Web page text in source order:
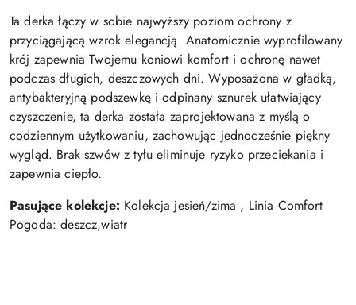
Ta derka łączy w sobie najwyższy poziom ochrony z
przyciągającą wzrok elegancją. Anatomicznie wyprofilowany
krój zapewnia Twojemu koniowi komfort i ochronę nawet
podczas długich, deszczowych dni. Wyposażona w gładką,
antybakteryjną podszewkę i odpinany sznurek ułatwiający
czyszczenie, ta derka została zaprojektowana z myślą o
codziennym użytkowaniu, zachowując jednocześnie piękny
wygląd. Brak szwów z tyłu eliminuje ryzyko przeciekania i
zapewnia ciepło.
Pasujące kolekcje: Kolekcja jesień/zima , Linia Comfort
Pogoda: deszcz,wiatr